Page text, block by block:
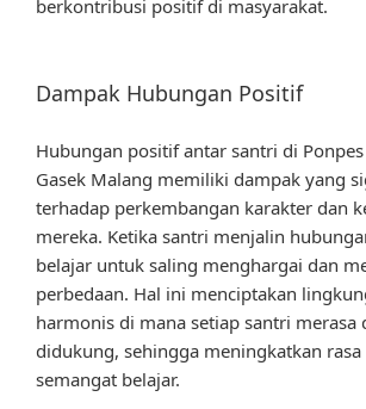
berkontribusi positif di masyarakat.
Dampak Hubungan Positif
Hubungan positif antar santri di
Gasek Malang memiliki dampak yang
terhadap perkembangan karakter dan
mereka. Ketika santri menjalin
belajar untuk saling menghargai dan
perbedaan. Hal ini menciptakan
harmonis di mana setiap santri merasa
didukung, sehingga meningkatkan
semangat belajar.